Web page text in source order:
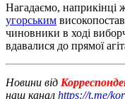
Нагадаємо, наприкінці
угорським
чиновники в ході
вдавалися до прямої
Новини від
наш канал https://t.me/